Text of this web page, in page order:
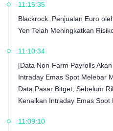
24 jam sebesar 0,81%.
11:15:35
Blackrock: Penjualan Euro
Yen Telah Meningkatkan
11:10:34
[Data Non-Farm Payrolls
Intraday Emas Spot Melebar
Data Pasar Bitget, Sebelum
Kenaikan Intraday Emas
11:09:10